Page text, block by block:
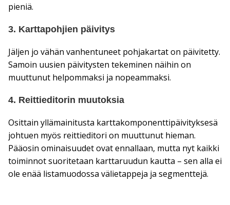
pieniä.
3. Karttapohjien päivitys
Jäljen jo vähän vanhentuneet pohjakartat on päivitetty.
Samoin uusien päivitysten tekeminen näihin on
muuttunut helpommaksi ja nopeammaksi.
4. Reittieditorin muutoksia
Osittain yllämainitusta karttakomponenttipäivityksesä
johtuen myös reittieditori on muuttunut hieman.
Pääosin ominaisuudet ovat ennallaan, mutta nyt kaikki
toiminnot suoritetaan karttaruudun kautta – sen alla ei
ole enää listamuodossa välietappeja ja segmenttejä.